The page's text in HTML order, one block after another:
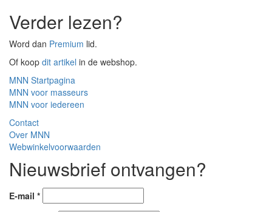
Verder lezen?
Word dan Premium lid.
Of koop dit artikel in de webshop.
MNN Startpagina
MNN voor masseurs
MNN voor iedereen
Contact
Over MNN
Webwinkelvoorwaarden
Nieuwsbrief ontvangen?
E-mail *